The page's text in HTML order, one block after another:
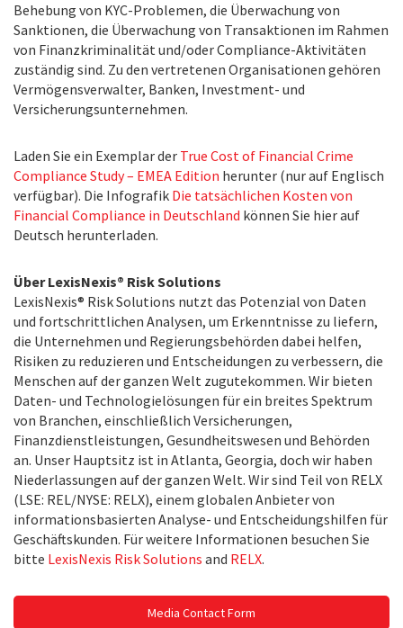
Behebung von KYC-Problemen, die Überwachung von
Sanktionen, die Überwachung von Transaktionen im Rahmen
von Finanzkriminalität und/oder Compliance-Aktivitäten
zuständig sind. Zu den vertretenen Organisationen gehören
Vermögensverwalter, Banken, Investment- und
Versicherungsunternehmen.
Laden Sie ein Exemplar der True Cost of Financial Crime
Compliance Study – EMEA Edition herunter (nur auf Englisch
verfügbar). Die Infografik Die tatsächlichen Kosten von
Financial Compliance in Deutschland können Sie hier auf
Deutsch herunterladen.
Über LexisNexis® Risk Solutions
LexisNexis® Risk Solutions nutzt das Potenzial von Daten
und fortschrittlichen Analysen, um Erkenntnisse zu liefern,
die Unternehmen und Regierungsbehörden dabei helfen,
Risiken zu reduzieren und Entscheidungen zu verbessern, die
Menschen auf der ganzen Welt zugutekommen. Wir bieten
Daten- und Technologielösungen für ein breites Spektrum
von Branchen, einschließlich Versicherungen,
Finanzdienstleistungen, Gesundheitswesen und Behörden
an. Unser Hauptsitz ist in Atlanta, Georgia, doch wir haben
Niederlassungen auf der ganzen Welt. Wir sind Teil von RELX
(LSE: REL/NYSE: RELX), einem globalen Anbieter von
informationsbasierten Analyse- und Entscheidungshilfen für
Geschäftskunden. Für weitere Informationen besuchen Sie
bitte LexisNexis Risk Solutions and RELX.
Media Contact Form